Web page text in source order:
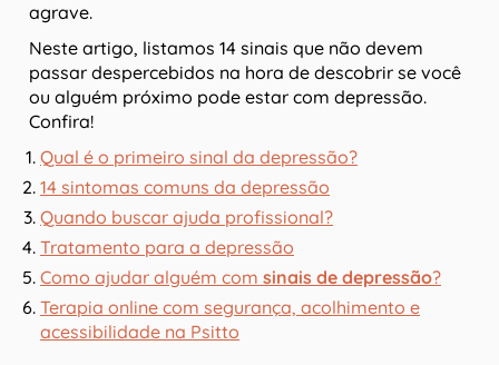
agrave.
Neste artigo, listamos 14 sinais que não devem
passar despercebidos na hora de descobrir se você
ou alguém próximo pode estar com depressão.
Confira!
Qual é o primeiro sinal da depressão?
14 sintomas comuns da depressão
Quando buscar ajuda profissional?
Tratamento para a depressão
Como ajudar alguém com sinais de depressão?
Terapia online com segurança, acolhimento e
acessibilidade na Psitto